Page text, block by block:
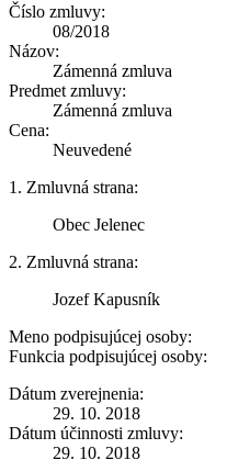
Číslo zmluvy:
08/2018
Názov:
Zámenná zmluva
Predmet zmluvy:
Zámenná zmluva
Cena:
Neuvedené
1. Zmluvná strana:
Obec Jelenec
2. Zmluvná strana:
Jozef Kapusník
Meno podpisujúcej osoby:
Funkcia podpisujúcej osoby:
Dátum zverejnenia:
29. 10. 2018
Dátum účinnosti zmluvy:
29. 10. 2018